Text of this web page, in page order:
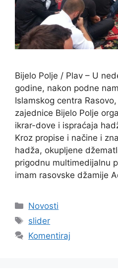
Bijelo Polje / Plav – U
godine, nakon podne
Islamskog centra
zajednice Bijelo Polje
ikrar-dove i ispraćaja
Kroz propise i načine i
hadža, okupljene
prigodnu multimedijalnu
imam rasovske džamije
Kategorije
Novosti
Oznake
slider
Komentiraj